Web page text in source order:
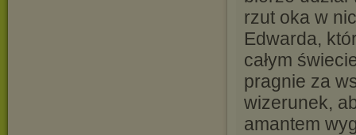
rzut oka w
Edwarda,
całym
pragnie za
wizerunek,
amantem